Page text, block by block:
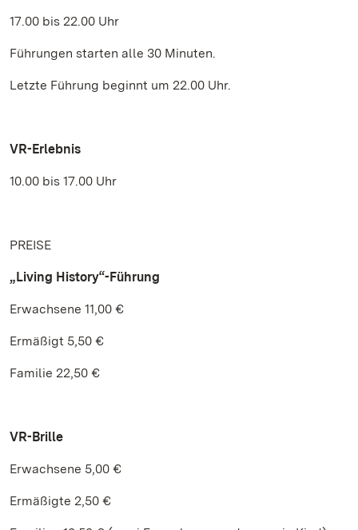
17.00 bis 22.00 Uhr
Führungen starten alle 30 Minuten.
Letzte Führung beginnt um 22.00 Uhr.
VR-Erlebnis
10.00 bis 17.00 Uhr
PREISE
„Living History“-Führung
Erwachsene 11,00 €
Ermäßigt 5,50 €
Familie 22,50 €
VR-Brille
Erwachsene 5,00 €
Ermäßigte 2,50 €